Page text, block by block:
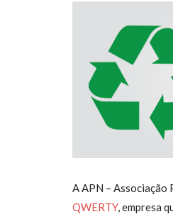
A APN – Associação
QWERTY, empresa